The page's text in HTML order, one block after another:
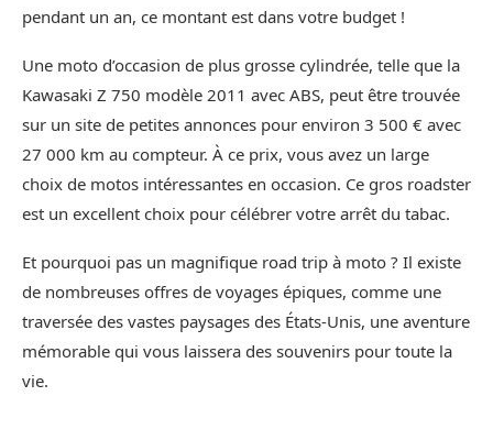
pendant un an, ce montant est dans votre budget !
Une moto d’occasion de plus grosse cylindrée, telle que la
Kawasaki Z 750 modèle 2011 avec ABS, peut être trouvée
sur un site de petites annonces pour environ 3 500 € avec
27 000 km au compteur. À ce prix, vous avez un large
choix de motos intéressantes en occasion. Ce gros roadster
est un excellent choix pour célébrer votre arrêt du tabac.
Et pourquoi pas un magnifique road trip à moto ? Il existe
de nombreuses offres de voyages épiques, comme une
traversée des vastes paysages des États-Unis, une aventure
mémorable qui vous laissera des souvenirs pour toute la
vie.